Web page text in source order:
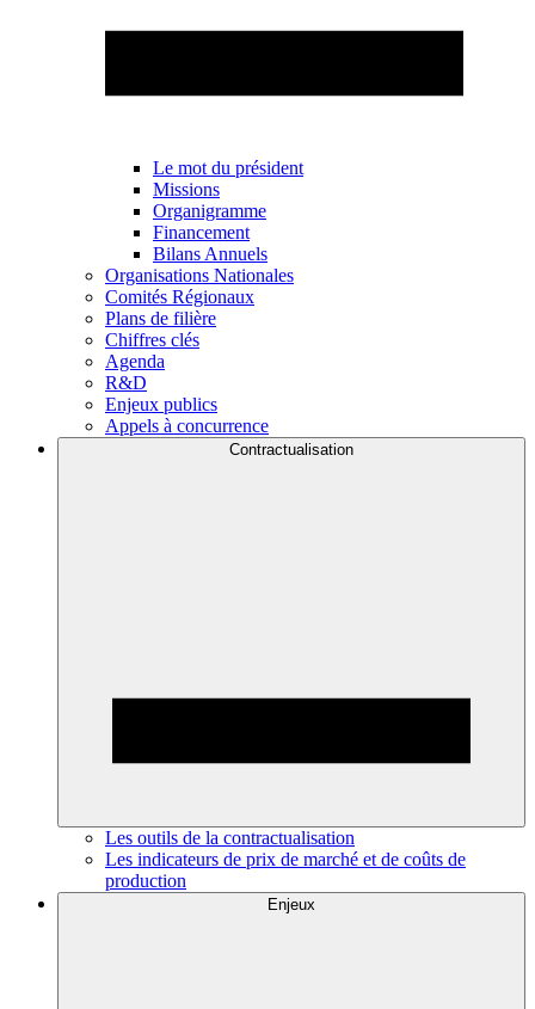
Le mot du président
Missions
Organigramme
Financement
Bilans Annuels
Organisations Nationales
Comités Régionaux
Plans de filière
Chiffres clés
Agenda
R&D
Enjeux publics
Appels à concurrence
Contractualisation
Les outils de la contractualisation
Les indicateurs de prix de marché et de coûts de
production
Enjeux